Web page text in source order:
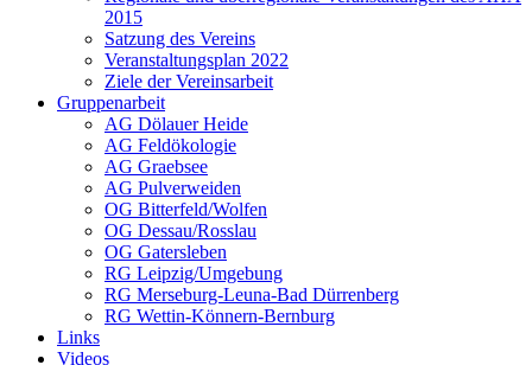
2015
Satzung des Vereins
Veranstaltungsplan 2022
Ziele der Vereinsarbeit
Gruppenarbeit
AG Dölauer Heide
AG Feldökologie
AG Graebsee
AG Pulverweiden
OG Bitterfeld/Wolfen
OG Dessau/Rosslau
OG Gatersleben
RG Leipzig/Umgebung
RG Merseburg-Leuna-Bad Dürrenberg
RG Wettin-Könnern-Bernburg
Links
Videos